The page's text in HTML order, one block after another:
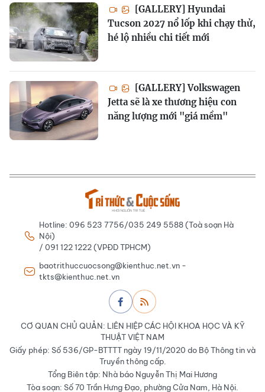
[GALLERY] Hyundai
Tucson 2027 nổ lốp khi chạy thử,
hé lộ nhiều chi tiết mới
[GALLERY] Volkswagen
Jetta sẽ là xe thương hiệu con
năng lượng mới "giá mềm"
Hotline: 096 523 7756/035 249 5588 (Toà soạn Hà
Nội)
/ 091 122 1222 (VPĐD TPHCM)
baotrithuccuocsong@kienthuc.net.vn -
tkts@kienthuc.net.vn
CƠ QUAN CHỦ QUẢN: LIÊN HIỆP CÁC HỘI KHOA HỌC VÀ KỸ
THUẬT VIỆT NAM
Giấy phép: Số 536/GP-BTTTT ngày 19/11/2020 do Bộ Thông tin và
Truyền thông cấp.
Tổng Biên tập: Nhà báo Nguyễn Thị Mai Hương
Tòa soạn: Số 70 Trần Hưng Đạo, phường Cửa Nam, Hà Nội.